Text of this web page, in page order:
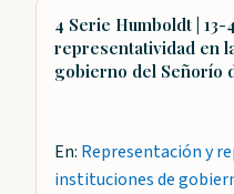
4 Serie Humboldt | 13-
representatividad en
gobierno del Señorío
En: Representación y
instituciones de